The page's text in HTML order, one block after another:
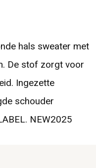
hals sweater met
De stof zorgt voor
Ingezette
schouder
NEW2025